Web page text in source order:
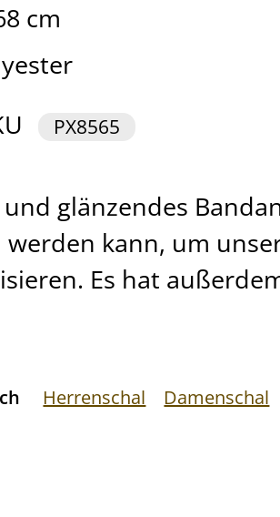
cm
PX8565
und glänzendes
werden kann, um
Es hat
Herrenschal Damenschal